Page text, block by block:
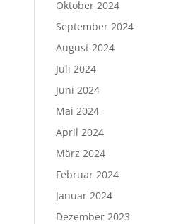
Oktober 2024
September 2024
August 2024
Juli 2024
Juni 2024
Mai 2024
April 2024
März 2024
Februar 2024
Januar 2024
Dezember 2023